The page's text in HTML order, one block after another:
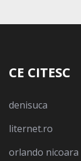
CE CITESC
denisuca
liternet.ro
orlando nicoara